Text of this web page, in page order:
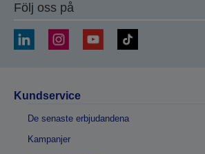
Följ oss på
Kundservice
De senaste erbjudandena
Kampanjer